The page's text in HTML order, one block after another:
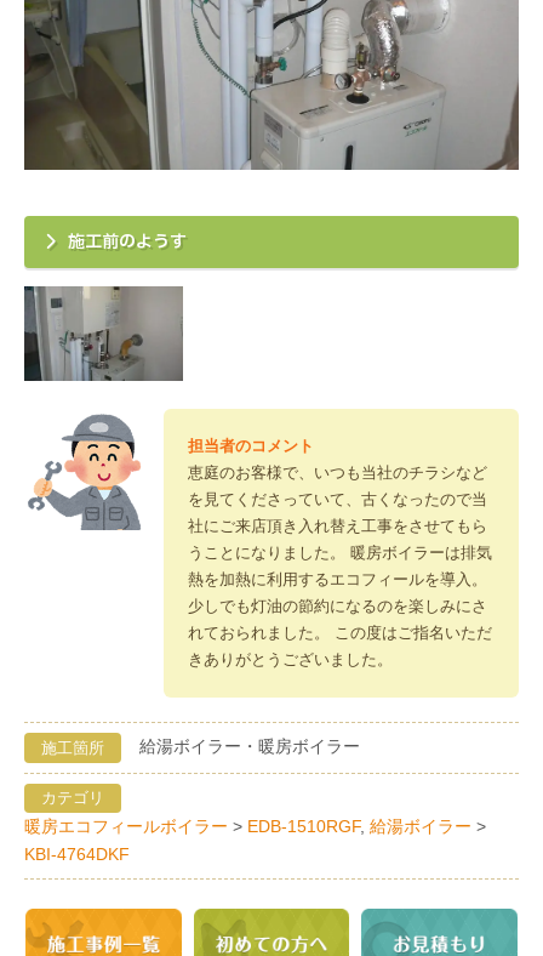
施工前のようす
恵庭のお客様で、いつも当社のチラシなど
を見てくださっていて、古くなったので当
社にご来店頂き入れ替え工事をさせてもら
うことになりました。 暖房ボイラーは排気
熱を加熱に利用するエコフィールを導入。
少しでも灯油の節約になるのを楽しみにさ
れておられました。 この度はご指名いただ
きありがとうございました。
給湯ボイラー・暖房ボイラー
暖房エコフィールボイラー EDB-1510RGF 給湯ボイラー
KBI-4764DKF